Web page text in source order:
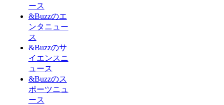
ース
&Buzzのエ
ンタニュー
ス
&Buzzのサ
イエンスニ
ュース
&Buzzのス
ポーツニュ
ース